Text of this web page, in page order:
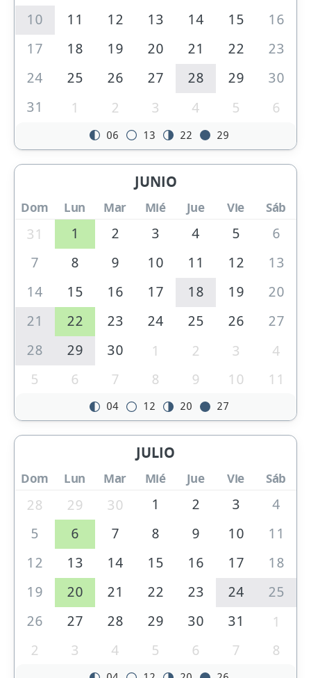
10
11 12 13 14 15
16
17
18 19 20 21 22
23
24
25 26 27 28 29
30
31
1 2 3 4 5 6
06 13 22 29
JUNIO
Dom Lun Mar Mié Jue Vie Sáb
31 1 2 3 4 5
6
7
8 9 10 11 12
13
14
15 16 17 18 19
20
21
22 23 24 25 26
27
28
29 30 1 2 3
4
5
6 7 8 9 10 11
04 12 20 27
JULIO
Dom Lun Mar Mié Jue Vie Sáb
28 29 30 1 2 3
4
5
6 7 8 9 10
11
12
13 14 15 16 17
18
19
20 21 22 23 24
25
26
27 28 29 30 31
1
2
3 4 5 6 7 8